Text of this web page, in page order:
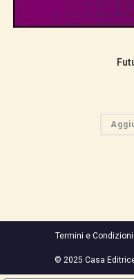
Termini e Condizioni
© 2025 Casa